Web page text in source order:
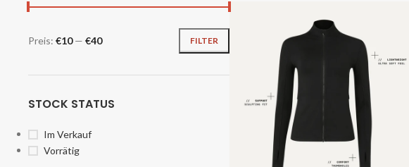
FILTER
Preis: €10— €40
STOCK STATUS
Im Verkauf
Vorrätig